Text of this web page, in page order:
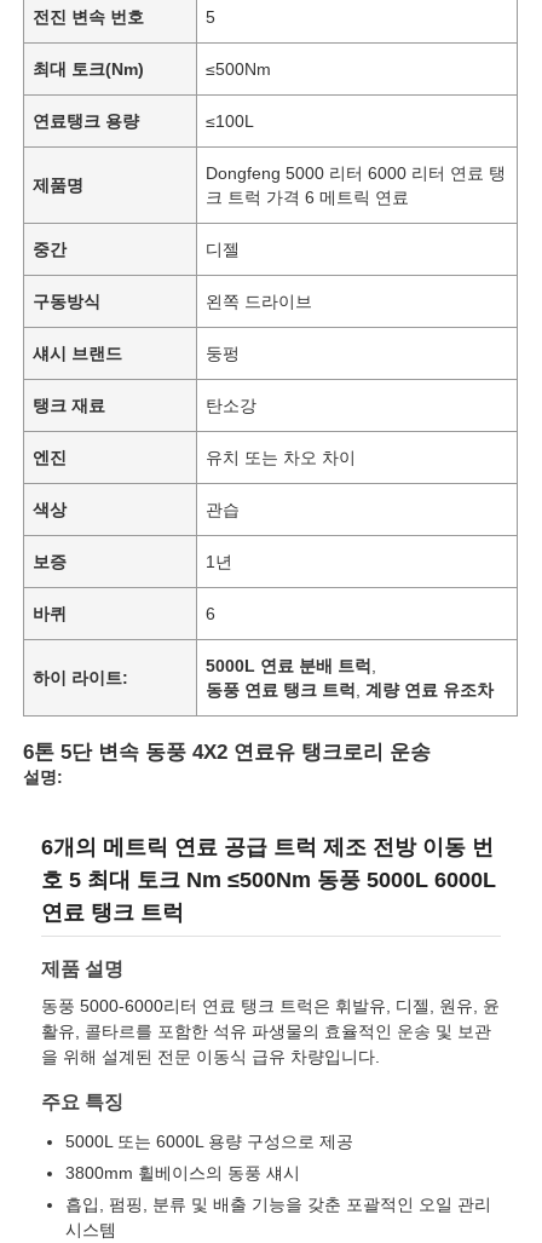
홈
제품 소개
회사 소개
공장 투어
품질 관리
연락처
뉴스
견적 요청
탱크 반 트레일러
전진 변속 번호 5
최대 토크(Nm) ≤500Nm
연료탱크 용량 ≤100L
제품명
Dongfeng 5000 리터 6000 리터 연료 탱
크 트럭 가격 6 메트릭 연료
중간 디젤
구동방식 왼쪽 드라이브
섀시 브랜드 둥펑
탱크 재료 탄소강
엔진 유치 또는 차오 차이
색상 관습
보증 1년
바퀴 6
하이 라이트:
5000L 연료 분배 트럭
동풍 연료 탱크 트럭 ,계량 연료 유조차
6톤 5단 변속 동풍 4X2 연료유 탱크로리 운송
설명:
6개의 메트릭 연료 공급 트럭 제조 전방 이동 번
호 5 최대 토크 Nm ≤500Nm 동풍 5000L 6000L
연료 탱크 트럭
제품 설명
동풍 5000-6000리터 연료 탱크 트럭은 휘발유, 디젤, 원유, 윤
활유, 콜타르를 포함한 석유 파생물의 효율적인 운송 및 보관
을 위해 설계된 전문 이동식 급유 차량입니다.
주요 특징
5000L 또는 6000L 용량 구성으로 제공
3800mm 휠베이스의 동풍 섀시
흡입, 펌핑, 분류 및 배출 기능을 갖춘 포괄적인 오일 관리
시스템